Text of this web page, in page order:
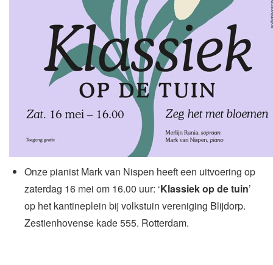
Onze pianist Mark van Nispen heeft een uitvoering op
zaterdag 16 mei om 16.00 uur: ‘Klassiek op de tuin’
op het kantineplein bij volkstuin vereniging Blijdorp.
Zestienhovense kade 555. Rotterdam.